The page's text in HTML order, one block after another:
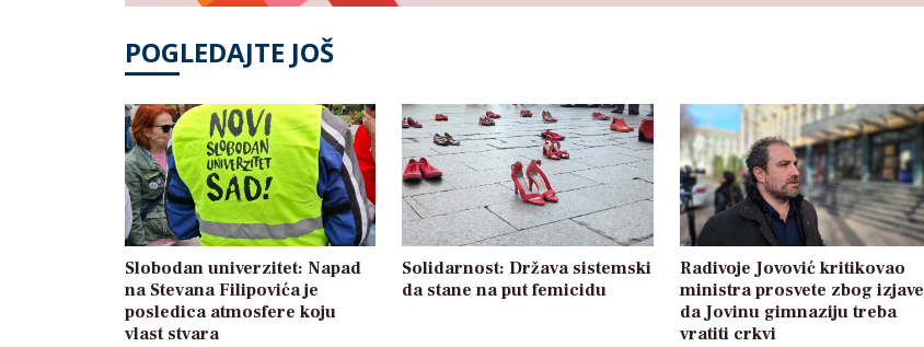
POGLEDAJTE JOŠ
Slobodan univerzitet: Napad
na Stevana Filipovića je
posledica atmosfere koju
vlast stvara
Solidarnost: Država sistemski
da stane na put femicidu
Radivoje Jovović kritikovao
ministra prosvete zbog izjave
da Jovinu gimnaziju treba
vratiti crkvi